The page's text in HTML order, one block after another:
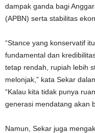
dampak ganda bagi
(APBN) serta stabilitas
“Stance yang konservatif
fundamental dan
tetap rendah, rupiah lebih
melonjak,” kata Sekar
“Kalau kita tidak punya
generasi mendatang akan
Namun, Sekar juga